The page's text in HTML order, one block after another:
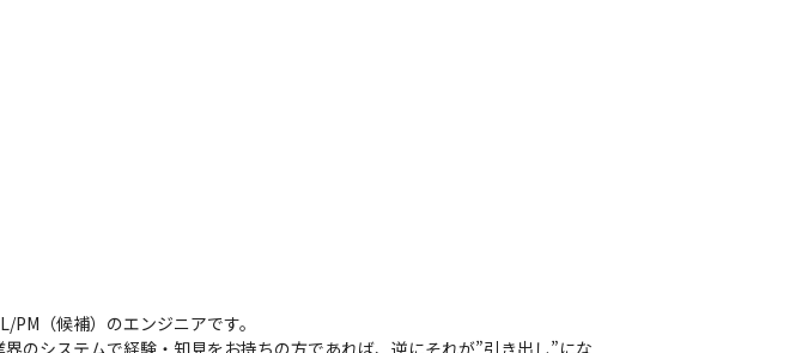
（候補）のエンジニアです。
のシステムで経験・知見をお持ちの方であれば、逆にそれが”引き出し”にな